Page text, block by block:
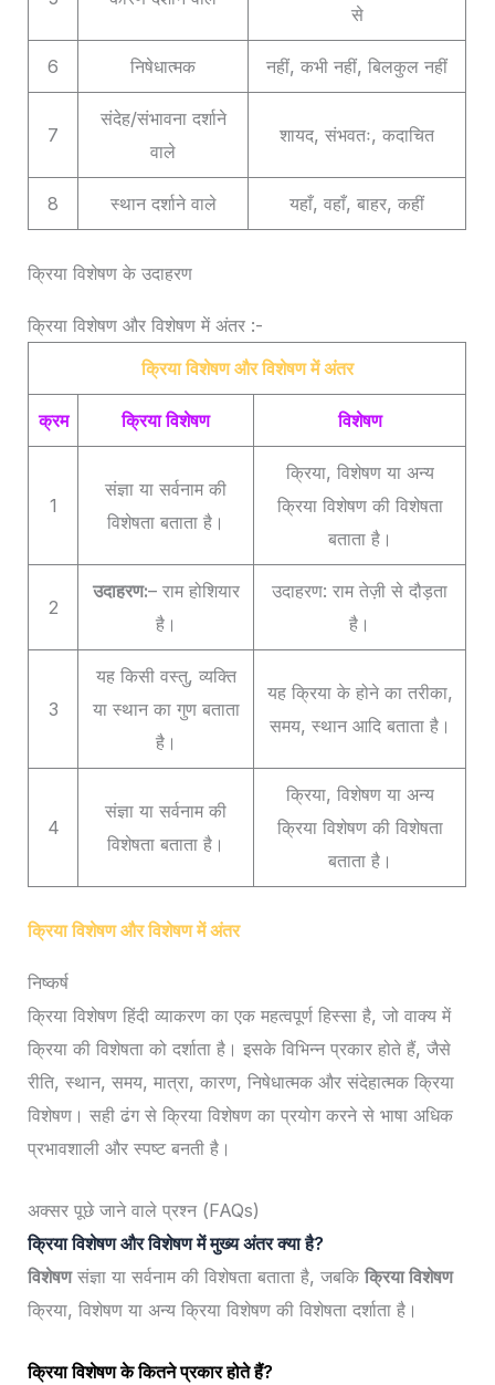
से
6 निषेधात्मक नहीं, कभी नहीं, बिलकुल नहीं
7
संदेह/संभावना दर्शाने
वाले
शायद, संभवतः, कदाचित
8 स्थान दर्शाने वाले यहाँ, वहाँ, बाहर, कहीं
क्रिया विशेषण के उदाहरण
क्रिया विशेषण और विशेषण में अंतर :-
क्रिया विशेषण और विशेषण में अंतर
क्रम क्रिया विशेषण विशेषण
1
संज्ञा या सर्वनाम की
विशेषता बताता है।
क्रिया, विशेषण या अन्य
क्रिया विशेषण की विशेषता
बताता है।
2
उदाहरण:– राम होशियार
है।
उदाहरण: राम तेज़ी से दौड़ता
है।
3
यह किसी वस्तु, व्यक्ति
या स्थान का गुण बताता
है।
यह क्रिया के होने का तरीका,
समय, स्थान आदि बताता है।
4
संज्ञा या सर्वनाम की
विशेषता बताता है।
क्रिया, विशेषण या अन्य
क्रिया विशेषण की विशेषता
बताता है।
क्रिया विशेषण और विशेषण में अंतर
निष्कर्ष
क्रिया विशेषण हिंदी व्याकरण का एक महत्वपूर्ण हिस्सा है, जो वाक्य में
क्रिया की विशेषता को दर्शाता है। इसके विभिन्न प्रकार होते हैं, जैसे
रीति, स्थान, समय, मात्रा, कारण, निषेधात्मक और संदेहात्मक क्रिया
विशेषण। सही ढंग से क्रिया विशेषण का प्रयोग करने से भाषा अधिक
प्रभावशाली और स्पष्ट बनती है।
अक्सर पूछे जाने वाले प्रश्न (FAQs)
क्रिया विशेषण और विशेषण में मुख्य अंतर क्या है?
विशेषणसंज्ञा या सर्वनाम की विशेषता बताता है, जबकिक्रिया विशेषण
क्रिया, विशेषण या अन्य क्रिया विशेषण की विशेषता दर्शाता है।
क्रिया विशेषण के कितने प्रकार होते हैं?